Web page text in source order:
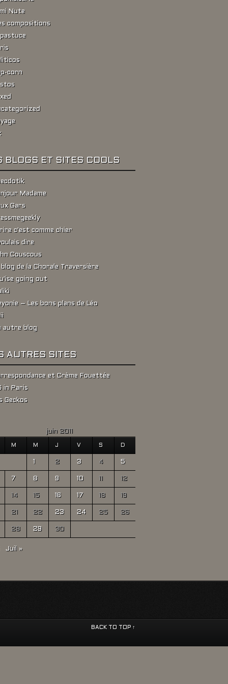
Nute
compositions
corn
BLOGS ET SITES COOLS
Madame
Gars
c'est comme chier
dire
Couscous
blog de la Chorale Traversière
going out
– Les bons plans de Léo
autre blog
AUTRES SITES
et Crème Fouettée
in Paris
Geckos
juin 2011
M M J V S D
1 2 3 4 5
7 8 9 10 11 12
14 15 16 17 18 19
21 22 23 24 25 26
28 29 30
Juil »
BACK TO TOP ↑